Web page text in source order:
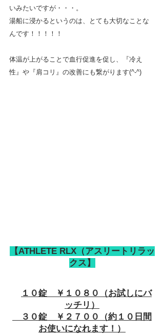
いみたいですが・・・。
湯船に浸かるというのは、とても大切なことな
んです！！！！！
体温が上がることで血行促進を促し、『冷え
性』や『肩コリ』の改善にも繋がります(^-^)
【ATHLETE RLX（アスリートリラッ
クス】
１０錠　￥１０８０（お試しにバ
ッチリ）
３０錠　￥２７００（約１０日間
お使いになれます！）